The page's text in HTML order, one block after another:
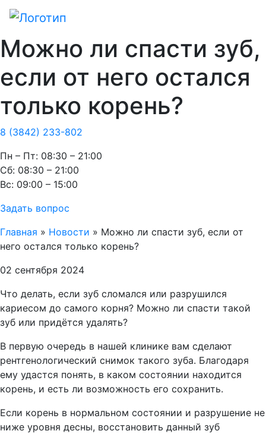
Можно ли спасти зуб,
если от него остался
только корень?
8 (3842) 233-802
Пн – Пт: 08:30 – 21:00
Cб: 08:30 – 21:00
Вс: 09:00 – 15:00
Задать вопрос
Главная » Новости » Можно ли спасти зуб, если от
него остался только корень?
02 сентября 2024
Что делать, если зуб сломался или разрушился
кариесом до самого корня? Можно ли спасти такой
зуб или придётся удалять?
В первую очередь в нашей клинике вам сделают
рентгенологический снимок такого зуба. Благодаря
ему удастся понять, в каком состоянии находится
корень, и есть ли возможность его сохранить.
Если корень в нормальном состоянии и разрушение не
ниже уровня десны, восстановить данный зуб